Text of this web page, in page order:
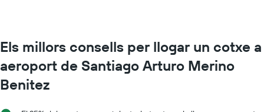
Els millors consells per llogar un cotxe a
aeroport de Santiago Arturo Merino
Benitez